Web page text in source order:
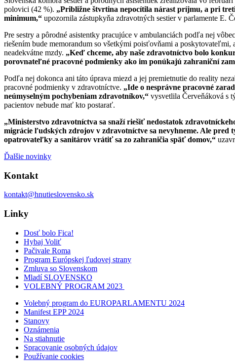
polovici (42 %). „Približne štvrtina nepocítila nárast príjmu, a pri
minimum,“ upozornila zástupkyňa zdravotných sestier v parlamente E.
Pre sestry a pôrodné asistentky pracujúce v ambulanciách podľa nej
riešením bude memorandum so všetkými poisťovňami a
neadekvátne mzdy. „Keď chceme, aby naše zdravotníctvo bolo
porovnateľné pracovné podmienky ako im ponúkajú zahraniční
Podľa nej dokonca ani táto úprava miezd a jej premietnutie do reality
pracovné podmienky v zdravotníctve. „Ide o nesprávne pracovné
neúmyselným pochybeniam zdravotníkov,“ vysvetlila Červeňáková s
pacientov nebude mať kto postarať.
„Ministerstvo zdravotníctva sa snaží riešiť nedostatok
migrácie ľudských zdrojov v zdravotníctve sa nevyhneme. Ale pred
opatrovateľky a sanitárov vrátiť sa zo zahraničia späť domov,“
Ďalšie novinky
Kontakt
kontakt@hnutieslovensko.sk
Linky
Dosť bolo Fica!
Hybaj Voliť
Pačivale Roma
Program Európskej ľudovej strany
Zmluva so Slovenskom
Mladí SLOVENSKO
VOLEBNÝ PROGRAM 2023
Volebný program do EUROPARLAMENTU 2024
Manifest EPP 2024
Stanovy
Oznámenia
Na stiahnutie
Spracovanie osobných údajov
Používanie cookies